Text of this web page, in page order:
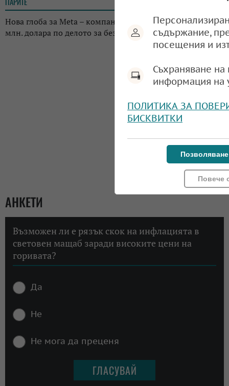
Нова глоба за Meta – компанията трябва да плати 567
млн. долара по делото за безопасността на децата
АНКЕТИ
Възможен ли е рязък скок на инфлацията в
световен мащаб заради високите цени на
горивата?
Да
Не
Не мога да преценя
съдържание,
посещения и
Съхраняване
информация на
ПОЛИТИКА ЗА
БИСКВИТКИ
Повече